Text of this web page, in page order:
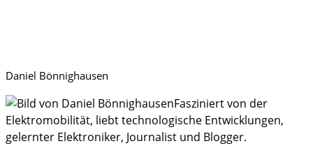
Daniel Bönnighausen
Fasziniert von der
Elektromobilität, liebt technologische Entwicklungen,
gelernter Elektroniker, Journalist und Blogger.